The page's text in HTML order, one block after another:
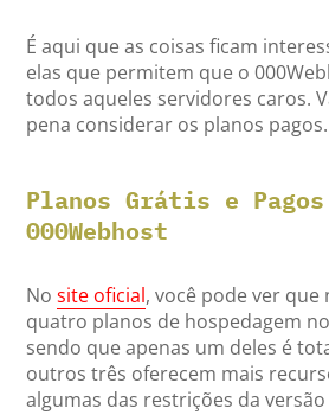
É aqui que as coisas ficam
elas que permitem que o
todos aqueles servidores caros.
pena considerar os planos pagos.
Planos Grátis e
000Webhost
Nosite oficial, você pode ver que
quatro planos de hospedagem
sendo que apenas um deles é
outros três oferecem mais
algumas das restrições da